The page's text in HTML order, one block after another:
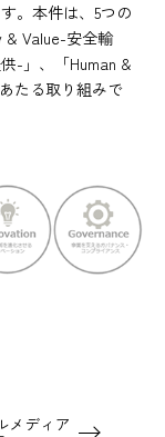
。本件は、5つの
Value-安全輸
-」、「Human &
たる取り組みで
メディア